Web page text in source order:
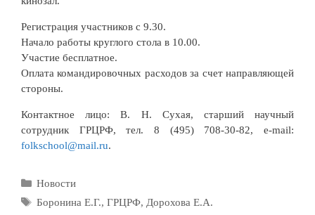
Регистрация участников с 9.30.
Начало работы круглого стола в 10.00.
Участие бесплатное.
Оплата командировочных расходов за счет направляющей
стороны.
Контактное лицо: В. Н. Сухая, старший научный
сотрудник ГРЦРФ, тел. 8 (495) 708-30-82, e-mail:
folkschool@mail.ru.
Рубрики
Новости
Метки
Боронина Е.Г., ГРЦРФ, Дорохова Е.А.